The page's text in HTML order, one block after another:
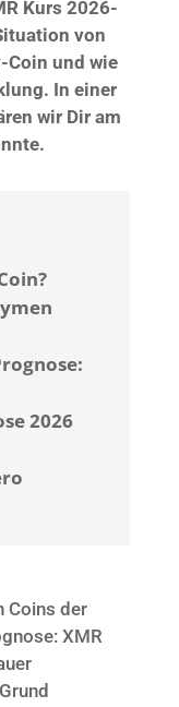
Kurs 2026-
von
Coin und wie
In einer
wir Dir am
2026
Coins der
XMR